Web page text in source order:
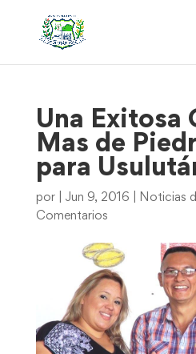
Una Exitosa
Mas de
para
por Jun 9, 2016 Noticias
Comentarios